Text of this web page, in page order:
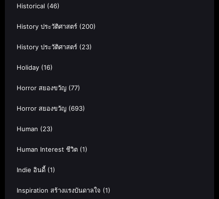
Historical (46)
History ประวัติศาสตร์ (200)
History ประวัติศาสตร์ (23)
Holiday (16)
Horror สยองขวัญ (77)
Horror สยองขวัญ (693)
Human (23)
Human Interest ชีวิต (1)
Indie อินดี้ (1)
Inspiration สร้างแรงบันดาลใจ (1)